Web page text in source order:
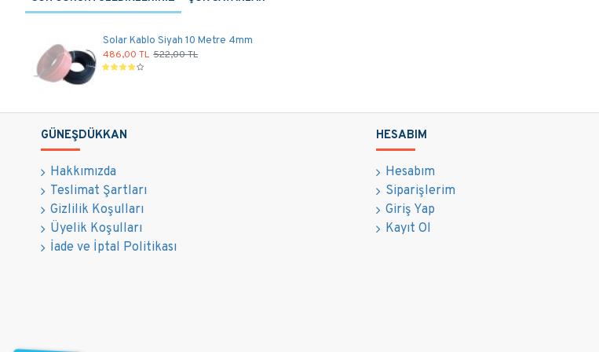
Solar Kablo Siyah 10 Metre 4mm
486,00 TL 522,00 TL
GÜNEŞDÜKKAN
Hakkımızda
Teslimat Şartları
Gizlilik Koşulları
Üyelik Koşulları
İade ve İptal Politikası
HESABIM
Hesabım
Siparişlerim
Giriş Yap
Kayıt Ol